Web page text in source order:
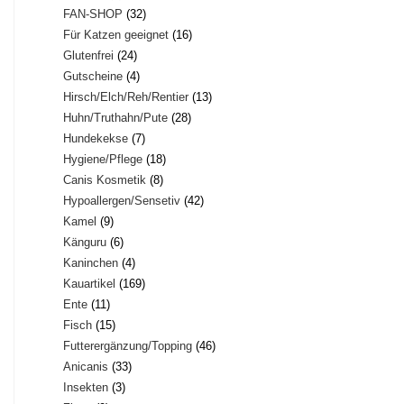
Produkte
FAN-SHOP 3232
Produkte
Für Katzen geeignet 1616
Glutenfrei 2424
Produkte
Gutscheine 44
Produkte
Hirsch/Elch/Reh/Rentier 1313
Huhn/Truthahn/Pute 2828
Hundekekse 77
Produkte
Hygiene/Pflege 1818
Produkte
Canis Kosmetik 88
Produkte
Hypoallergen/Sensetiv 4242
Kamel 99
Produkte
Känguru 66
Produkte
Kaninchen 44
Produkte
Kauartikel 169169
Ente 1111
Produkte
Fisch 1515
Produkte
Futterergänzung/Topping 4646
Anicanis 3333
Insekten 33